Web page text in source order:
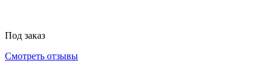
Под заказ
Смотреть отзывы